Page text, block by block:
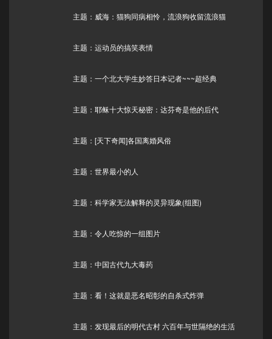
主题：威海：猫狗同病相怜，流浪狗收留流浪猫
主题：运动员的搞笑表情
主题：一个北大学生妙答日本记者~~~超经典
主题：耶稣十大惊天秘密：达芬奇是他的后代
主题：[天下奇闻]各国离婚风俗
主题：世界最小的人
主题：科学家无法解释的灵异现象(组图)
主题：令人吃惊的一组图片
主题：中国古代九大毒药
主题：看！这就是恶名昭彰的自杀式炸弹
主题：发现最后的明代古村 六百年与世隔绝的生活